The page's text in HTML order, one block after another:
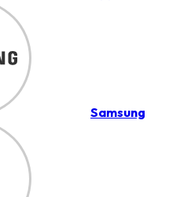
Samsung